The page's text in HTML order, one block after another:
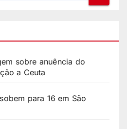
sobre anuência do
a Ceuta
para 16 em São